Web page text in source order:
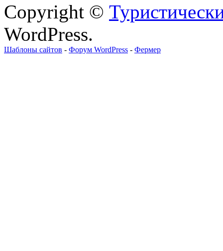
Copyright ©
WordPress.
Шаблоны сайтов - Форум WordPress - Фермер